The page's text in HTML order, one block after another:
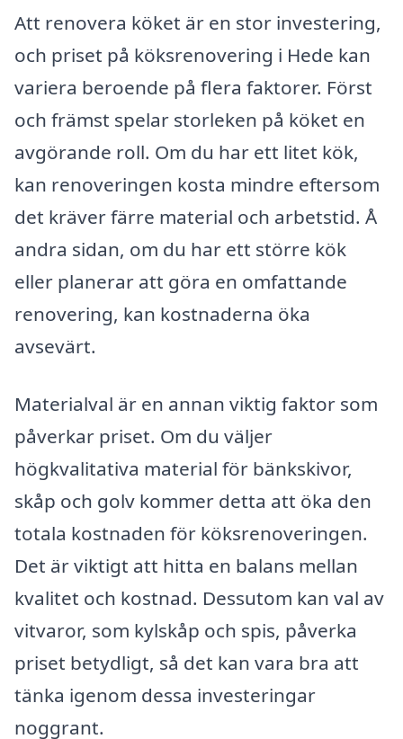
Att renovera köket är en stor investering,
och priset på köksrenovering i Hede kan
variera beroende på flera faktorer. Först
och främst spelar storleken på köket en
avgörande roll. Om du har ett litet kök,
kan renoveringen kosta mindre eftersom
det kräver färre material och arbetstid. Å
andra sidan, om du har ett större kök
eller planerar att göra en omfattande
renovering, kan kostnaderna öka
avsevärt.
Materialval är en annan viktig faktor som
påverkar priset. Om du väljer
högkvalitativa material för bänkskivor,
skåp och golv kommer detta att öka den
totala kostnaden för köksrenoveringen.
Det är viktigt att hitta en balans mellan
kvalitet och kostnad. Dessutom kan val av
vitvaror, som kylskåp och spis, påverka
priset betydligt, så det kan vara bra att
tänka igenom dessa investeringar
noggrant.